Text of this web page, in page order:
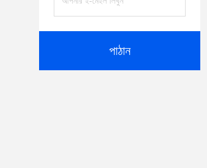
পাঠান